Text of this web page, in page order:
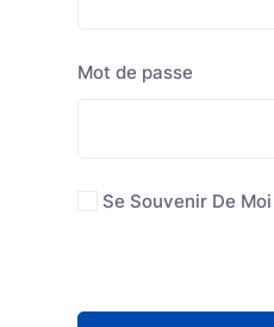
Mot de passe
Se Souvenir De Moi